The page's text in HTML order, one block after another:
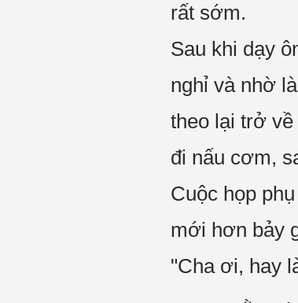
rất sớm.
Sau khi dạy
nghỉ và nhờ
theo lại trở
đi nấu cơm,
Cuộc họp
mới hơn bảy
"Cha ơi, hay